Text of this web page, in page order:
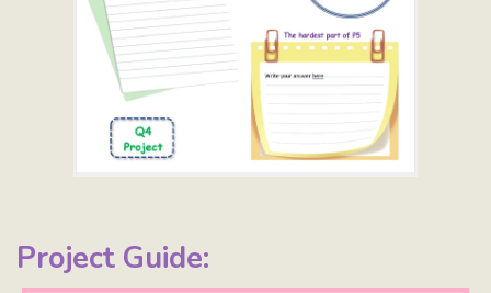
Project Guide: